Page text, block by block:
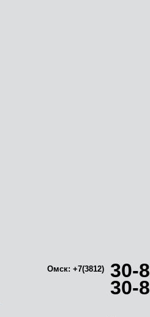
Омск: +7(3812) 30-
30-